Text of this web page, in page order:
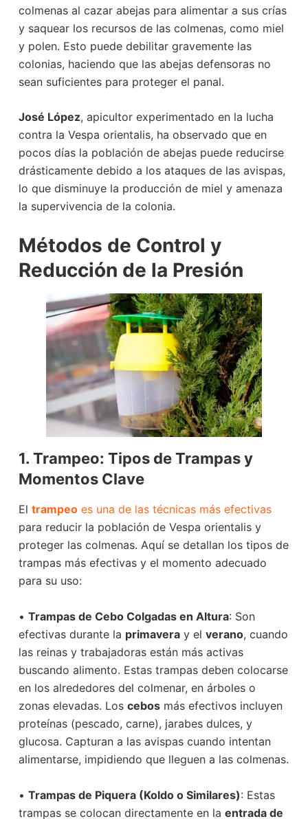
colmenas al cazar abejas para alimentar a sus crías
y saquear los recursos de las colmenas, como miel
y polen. Esto puede debilitar gravemente las
colonias, haciendo que las abejas defensoras no
sean suficientes para proteger el panal.
José López, apicultor experimentado en la lucha
contra la Vespa orientalis, ha observado que en
pocos días la población de abejas puede reducirse
drásticamente debido a los ataques de las avispas,
lo que disminuye la producción de miel y amenaza
la supervivencia de la colonia.
Métodos de Control y
Reducción de la Presión
1. Trampeo: Tipos de Trampas y
Momentos Clave
El trampeoes una de las técnicas más efectivas
para reducir la población de Vespa orientalis y
proteger las colmenas. Aquí se detallan los tipos de
trampas más efectivas y el momento adecuado
para su uso:
• Trampas de Cebo Colgadas en Altura: Son
efectivas durante la primaveray el verano, cuando
las reinas y trabajadoras están más activas
buscando alimento. Estas trampas deben colocarse
en los alrededores del colmenar, en árboles o
zonas elevadas. Los cebosmás efectivos incluyen
proteínas (pescado, carne), jarabes dulces, y
glucosa. Capturan a las avispas cuando intentan
alimentarse, impidiendo que lleguen a las colmenas.
• Trampas de Piquera (Koldo o Similares): Estas
trampas se colocan directamente en la entrada de